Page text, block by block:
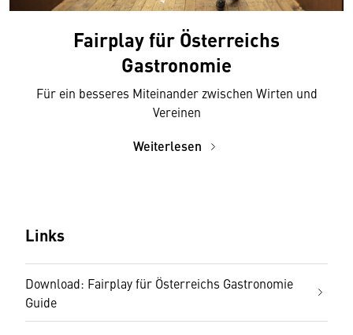
Fairplay für Österreichs
Gastronomie
Für ein besseres Miteinander zwischen Wirten und
Vereinen
Weiterlesen
Links
Download: Fairplay für Österreichs Gastronomie
Guide